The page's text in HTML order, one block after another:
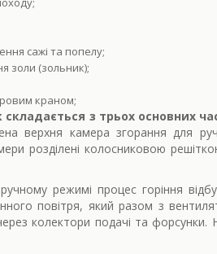
сажі та попелу;
золи (зольник);
краном;
з трьох основних
верхня камера згорання для
розділені колосниковою
режимі процес горіння
повітря, який разом з
колектори подачі та